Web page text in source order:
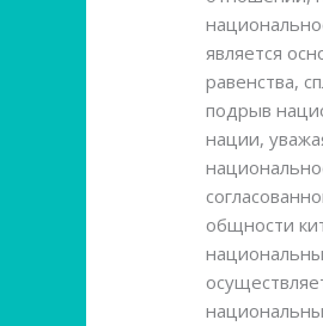
является
равенства,
подрыв
нации,
общности